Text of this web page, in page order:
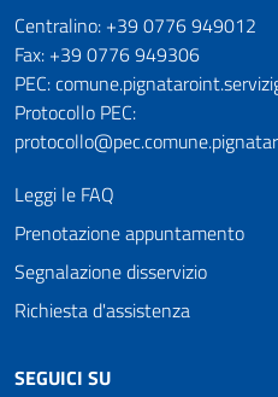
Numeri utili
Centralino: +39 0776 949012
Fax: +39 0776 949306
PEC:
Protocollo PEC:
Leggi le FAQ
Prenotazione appuntamento
Segnalazione disservizio
Richiesta d'assistenza
SEGUICI SU